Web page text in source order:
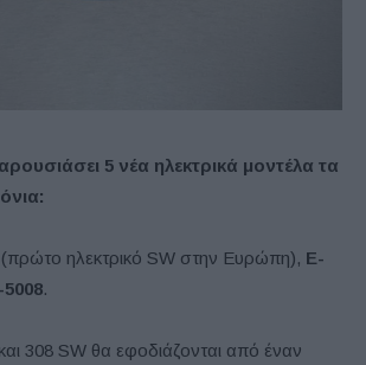
5 νέα ηλεκτρικά μοντέλα τα
(πρώτο ηλεκτρικό SW στην Ευρώπη), E-
5008.
308 SW θα εφοδιάζονται από έναν